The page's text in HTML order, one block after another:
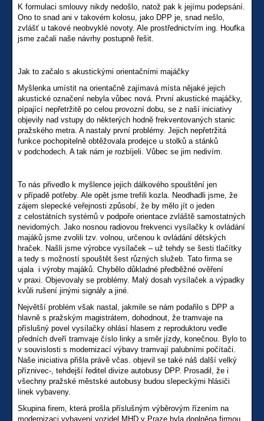
K formulaci smlouvy nikdy nedošlo, natož pak k jejímu podepsání.
Ono to snad ani v takovém kolosu, jako DPP je, snad nešlo,
zvlášť u takové neobvyklé novoty. Ale prostřednictvím ing. Houfka
jsme začali naše návrhy postupně řešit.
Jak to začalo s akustickými orientačními majáčky
Myšlenka umístit na orientačně zajímavá místa nějaké jejich
akustické označení nebyla vůbec nová. První akustické majáčky,
pípající nepřetržitě po celou provozní dobu, se z naší iniciativy
objevily nad vstupy do některých hodně frekventovaných stanic
pražského metra. A nastaly první problémy. Jejich nepřetržitá
funkce pochopitelně obtěžovala prodejce u stolků a stánků
v podchodech. A tak nám je rozbíjeli. Vůbec se jim nedivím.
To nás přivedlo k myšlence jejich dálkového spouštění jen
v případě potřeby. Ale opět jsme trefili kozla. Neodhadli jsme, že
zájem slepecké veřejnosti způsobí, že by mělo jít o jeden
z celostátních systémů v podpoře orientace zvláště samostatných
nevidomých. Jako nosnou radiovou frekvenci vysílačky k ovládání
majáků jsme zvolili tzv. volnou, určenou k ovládání dětských
hraček. Našli jsme výrobce vysílaček – už tehdy se šesti tlačítky
a tedy s možností spouštět šest různých služeb. Tato firma se
ujala i výroby majáků. Chybělo důkladné předběžné ověření
v praxi. Objevovaly se problémy. Malý dosah vysílaček a výpadky
kvůli rušení jinými signály a jiné.
Největší problém však nastal, jakmile se nám podařilo s DPP a
hlavně s pražským magistrátem, dohodnout, že tramvaje na
příslušný povel vysílačky ohlásí hlasem z reproduktoru vedle
předních dveří tramvaje číslo linky a směr jízdy, konečnou. Bylo to
v souvislosti s modernizací výbavy tramvají palubními počítači.
Naše iniciativa přišla právě včas. objevil se také náš další velký
příznivec-, tehdejší ředitel divize autobusy DPP. Prosadil, že i
všechny pražské městské autobusy budou slepeckými hlásiči
linek vybaveny.
Skupina firem, která prošla příslušným výběrovým řízením na
modernizaci vybavení vozidel MHD v Praze byla doplněna firmou